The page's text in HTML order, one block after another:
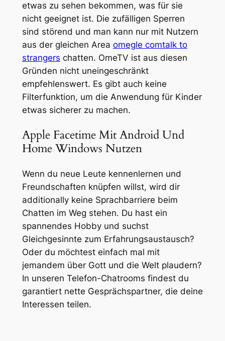
etwas zu sehen bekommen, was für sie
nicht geeignet ist. Die zufälligen Sperren
sind störend und man kann nur mit Nutzern
aus der gleichen Area omegle comtalk to
strangers chatten. OmeTV ist aus diesen
Gründen nicht uneingeschränkt
empfehlenswert. Es gibt auch keine
Filterfunktion, um die Anwendung für Kinder
etwas sicherer zu machen.
Apple Facetime Mit Android Und
Home Windows Nutzen
Wenn du neue Leute kennenlernen und
Freundschaften knüpfen willst, wird dir
additionally keine Sprachbarriere beim
Chatten im Weg stehen. Du hast ein
spannendes Hobby und suchst
Gleichgesinnte zum Erfahrungsaustausch?
Oder du möchtest einfach mal mit
jemandem über Gott und die Welt plaudern?
In unseren Telefon-Chatrooms findest du
garantiert nette Gesprächspartner, die deine
Interessen teilen.